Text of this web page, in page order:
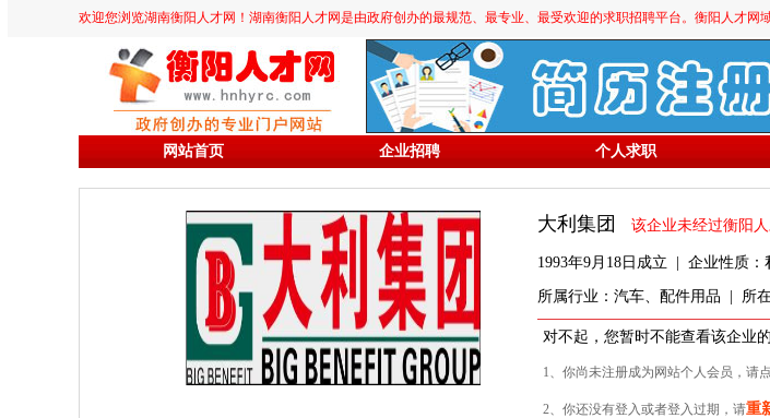
欢迎您浏览湖南衡阳人才网！湖南衡阳人才网是由政府创办的最规范、最专业、最受欢迎的求职招聘平台。衡阳人才网
网站首页 企业招聘 个人求职
大利集团 该企业未经过衡阳人
1993年9月18日成立 | 企业性质
所属行业：汽车、配件用品 | 所
对不起，您暂时不能查看该企业
1、你尚未注册成为网站个人会员，请
2、你还没有登入或者登入过期，请重